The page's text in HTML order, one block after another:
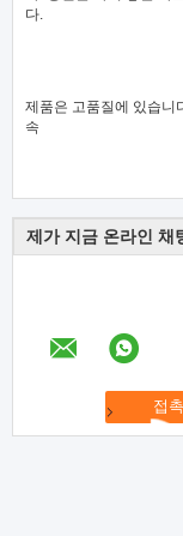
다.
제품은 고품질에 있습니
속
제가 지금 온라인 채